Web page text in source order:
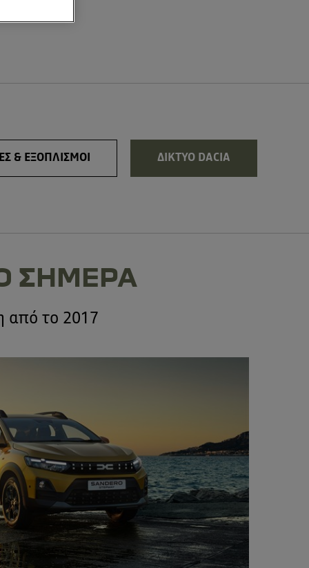
& ΕΞΟΠΛΙΣΜΟΙ ΔΙΚΤΥΟ DACIA
ΣΗΜΕΡΑ
από το 2017